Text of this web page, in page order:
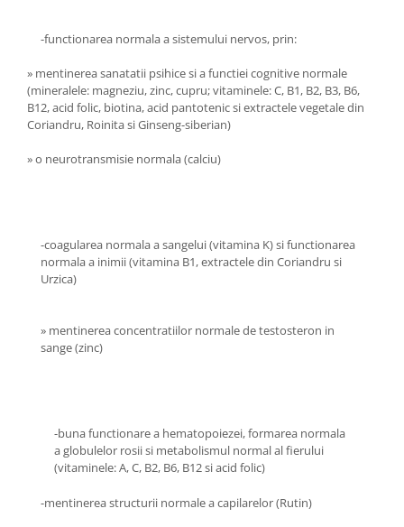
Meteorism
Obezitate
Parazitoză digestivă
Prostatită
Reflux Gastro-Esofagian
Retenție apă
Sistemul circulator
Sistemul digestiv
Sistemul nervos
-functionarea normala a sistemului nervos, prin:
» mentinerea sanatatii psihice si a functiei cognitive normale
(mineralele: magneziu, zinc, cupru; vitaminele: C, B1, B2, B3, B6,
B12, acid folic, biotina, acid pantotenic si extractele vegetale din
Coriandru, Roinita si Ginseng-siberian)
» o neurotransmisie normala (calciu)
-coagularea normala a sangelui (vitamina K) si functionarea
normala a inimii (vitamina B1, extractele din Coriandru si
Urzica)
» mentinerea concentratiilor normale de testosteron in
sange (zinc)
-buna functionare a hematopoiezei, formarea normala
a globulelor rosii si metabolismul normal al fierului
(vitaminele: A, C, B2, B6, B12 si acid folic)
-mentinerea structurii normale a capilarelor (Rutin)